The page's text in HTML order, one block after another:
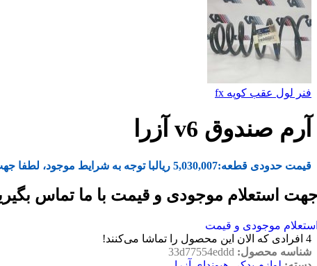
فنر لول عقب کوپه fx
آرم صندوق v6 آزرا
قیمت حدودی قطعه:5,030,007 ریالبا توجه به شرایط موجود، لطفا
استعلام موجودی و قیمت با ما تماس
موجودی و قیمت
4 افرادی که الان این محصول را تماشا می‌کنند!
شناسه محصول: 33d77554eddd